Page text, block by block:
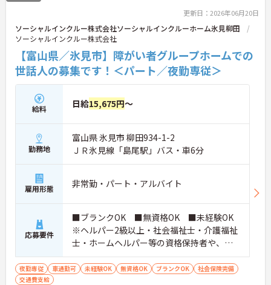
更新日：2026年06月20日
ソーシャルインクルー株式会社ソーシャルインクルーホーム氷見柳田
ソーシャルインクルー株式会社
【富山県／氷見市】障がい者グループホームでの
世話人の募集です！＜パート／夜勤専従＞
給料 日給15,675円～
勤務地
富山県 氷見市 柳田934-1-2
ＪＲ氷見線「島尾駅」バス・車6分
雇用形態 非常勤・パート・アルバイト
応募要件
■ブランクOK ■無資格OK ■未経験OK
※ヘルパー2級以上・社会福祉士・介護福祉
士・ホームヘルパー等の資格保持者や、福
祉系業務経験者、障害者支援施設経験者、
生活支援員、障害者支援員、就労支援員、
夜勤専従 車通勤可 未経験OK 無資格OK ブランクOK
社会保険完備
交通費支給